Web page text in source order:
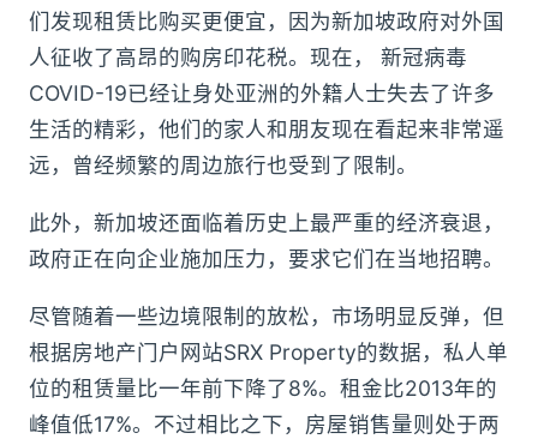
们发现租赁比购买更便宜，因为新加坡政府对外国
人征收了高昂的购房印花税。现在， 新冠病毒
COVID-19已经让身处亚洲的外籍人士失去了许多
生活的精彩，他们的家人和朋友现在看起来非常遥
远，曾经频繁的周边旅行也受到了限制。
此外，新加坡还面临着历史上最严重的经济衰退，
政府正在向企业施加压力，要求它们在当地招聘。
尽管随着一些边境限制的放松，市场明显反弹，但
根据房地产门户网站SRX Property的数据，私人单
位的租赁量比一年前下降了8%。租金比2013年的
峰值低17%。不过相比之下，房屋销售量则处于两